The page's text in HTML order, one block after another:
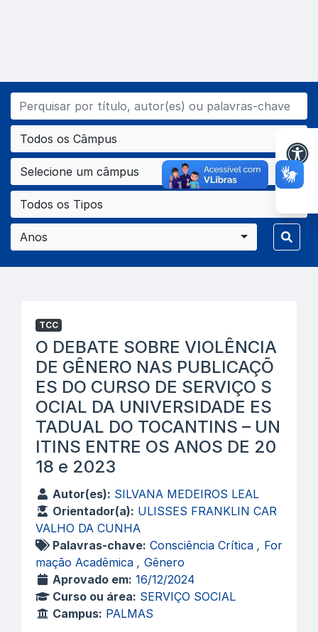
Todos os Câmpus
Selecione um câmpus
Todos os Tipos
Anos
TCC
O DEBATE SOBRE VIOLÊNCIA
DE GÊNERO NAS PUBLICAÇÕ
ES DO CURSO DE SERVIÇO S
OCIAL DA UNIVERSIDADE ES
TADUAL DO TOCANTINS – UN
ITINS ENTRE OS ANOS DE 20
18 e 2023
Autor(es): SILVANA MEDEIROS LEAL
Orientador(a): ULISSES FRANKLIN CAR
VALHO DA CUNHA
Palavras-chave: Consciência Crítica , For
mação Acadêmica , Gênero
Aprovado em: 16/12/2024
Curso ou área: SERVIÇO SOCIAL
Campus: PALMAS